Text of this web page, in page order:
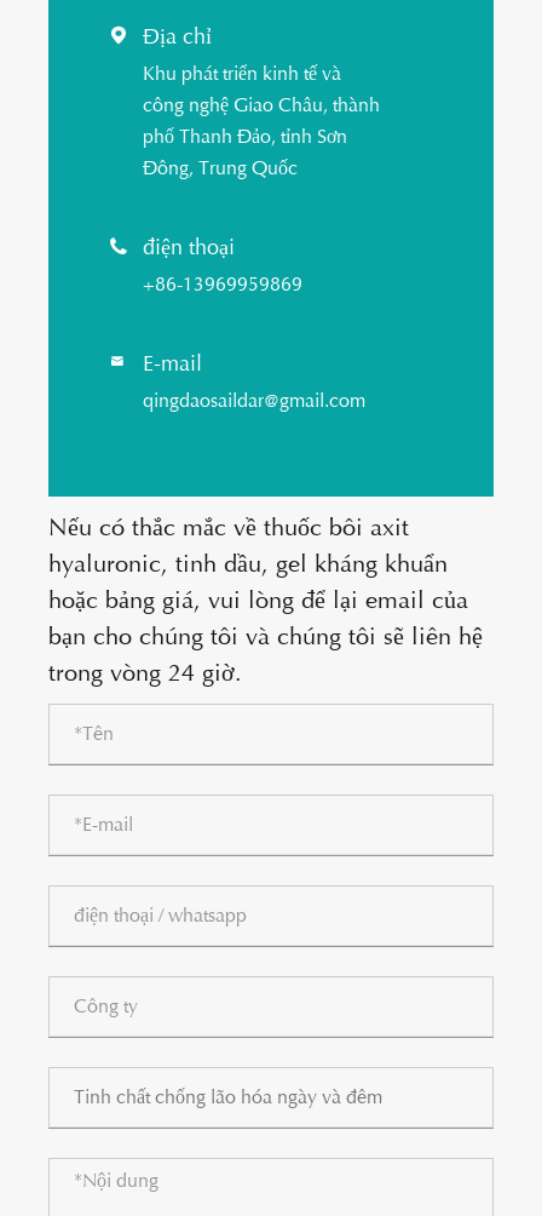
 Địa chỉ
Khu phát triển kinh tế và
công nghệ Giao Châu, thành
phố Thanh Đảo, tỉnh Sơn
Đông, Trung Quốc
 điện thoại
+86-13969959869
 E-mail
qingdaosaildar@gmail.com
Nếu có thắc mắc về thuốc bôi axit
hyaluronic, tinh dầu, gel kháng khuẩn
hoặc bảng giá, vui lòng để lại email của
bạn cho chúng tôi và chúng tôi sẽ liên hệ
trong vòng 24 giờ.